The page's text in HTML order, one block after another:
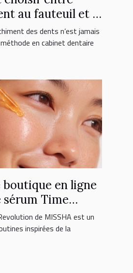
au fauteuil et à
des dents n’est jamais
en cabinet dentaire
boutique en ligne
sérum Time
MISSHA ?de MISSHA est un
inspirées de la